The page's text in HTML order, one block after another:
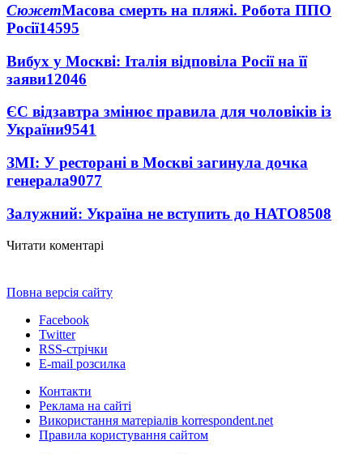
СюжетМасова смерть на пляжі. Робота ППО
Росії14595
Вибух у Москві: Італія відповіла Росії на її
заяви12046
ЄС відзавтра змінює правила для чоловіків із
України9541
ЗМІ: У ресторані в Москві загинула дочка
генерала9077
Залужний: Україна не вступить до НАТО8508
Читати коментарі
Повна версія сайту
Facebook
Twitter
RSS-стрічки
E-mail розсилка
Контакти
Реклама на сайті
Використання матеріалів korrespondent.net
Правила користування сайтом